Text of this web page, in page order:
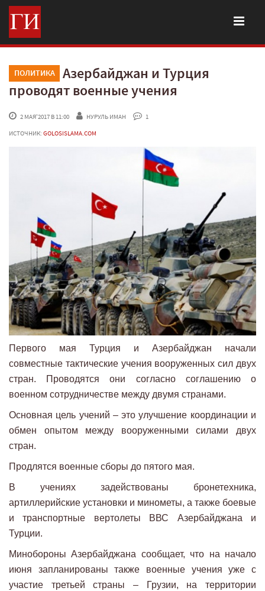
ПОЛИТИКА
Азербайджан и Турция
проводят военные учения
2 МАЯ'2017 В 11:00 НУРУЛЬ ИМАН
1
ИСТОЧНИК: GOLOSISLAMA.COM
Первого мая Турция и Азербайджан начали
совместные тактические учения вооруженных сил двух
стран. Проводятся они согласно соглашению о
военном сотрудничестве между двумя странами.
Основная цель учений – это улучшение координации и
обмен опытом между вооруженными силами двух
стран.
Продлятся военные сборы до пятого мая.
В учениях задействованы бронетехника,
артиллерийские установки и минометы, а также боевые
и транспортные вертолеты ВВС Азербайджана и
Турции.
Минобороны Азербайджана сообщает, что на начало
июня запланированы также военные учения уже с
участие третьей страны – Грузии, на территории